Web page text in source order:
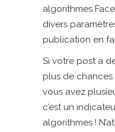
algorithmes
divers
publication en
Si votre post a
plus de chances
vous avez
c’est un
algorithmes !